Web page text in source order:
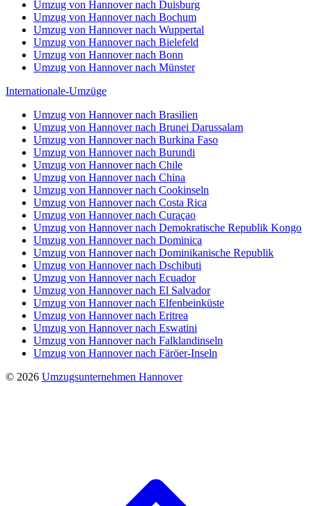
Umzug von Hannover nach Duisburg
Umzug von Hannover nach Bochum
Umzug von Hannover nach Wuppertal
Umzug von Hannover nach Bielefeld
Umzug von Hannover nach Bonn
Umzug von Hannover nach Münster
Internationale-Umzüge
Umzug von Hannover nach Brasilien
Umzug von Hannover nach Brunei Darussalam
Umzug von Hannover nach Burkina Faso
Umzug von Hannover nach Burundi
Umzug von Hannover nach Chile
Umzug von Hannover nach China
Umzug von Hannover nach Cookinseln
Umzug von Hannover nach Costa Rica
Umzug von Hannover nach Curaçao
Umzug von Hannover nach Demokratische Republik Kongo
Umzug von Hannover nach Dominica
Umzug von Hannover nach Dominikanische Republik
Umzug von Hannover nach Dschibuti
Umzug von Hannover nach Ecuador
Umzug von Hannover nach El Salvador
Umzug von Hannover nach Elfenbeinküste
Umzug von Hannover nach Eritrea
Umzug von Hannover nach Eswatini
Umzug von Hannover nach Falklandinseln
Umzug von Hannover nach Färöer-Inseln
© 2026 Umzugsunternehmen Hannover